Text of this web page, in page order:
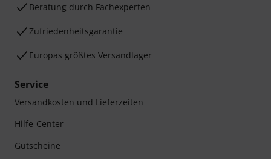
Beratung durch Fachexperten
Zufriedenheitsgarantie
Europas größtes Versandlager
Service
Versandkosten und Lieferzeiten
Hilfe-Center
Gutscheine